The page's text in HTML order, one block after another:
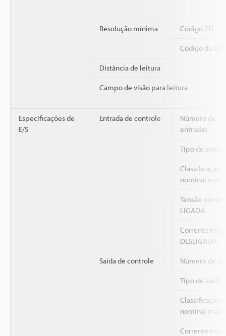
Resolução mínima Código 2D
Código de
Distância de leitura
Campo de visão para leitura
Especificações de
E/S
Entrada de controle
Número de
entradas
Tipo de
Classificação
nominal
Tensão
LIGADA
Corrente
DESLIGADA
Saída de controle Número de
Tipo de saída
Classificação
nominal
Corrente